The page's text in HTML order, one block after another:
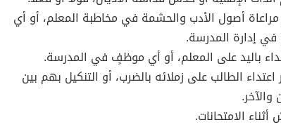
أصول الأدب والحشمة في مخاطبة المعلم، أو أي
إدارة المدرسة.
باليد على المعلم، أو أي موظفٍ في المدرسة.
اعتداء الطالب على زملائه بالضرب، أو التنكيل بهم بين
والآخر.
الامتحانات.